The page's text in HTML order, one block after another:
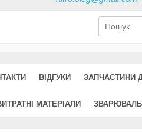
ВІДГУКИ ЗАПЧАСТИНИ
МАТЕРІАЛИ